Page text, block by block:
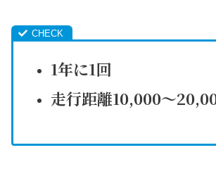
1年に1回
走行距離10,000〜